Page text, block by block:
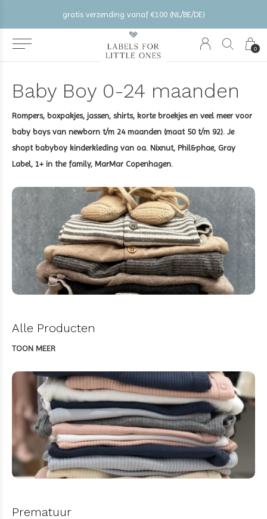
0
gratis verzending vanaf €100 (NL/BE/DE)
Baby Boy 0-24 maanden
Rompers, boxpakjes, jassen, shirts, korte broekjes en veel meer voor
baby boys van newborn t/m 24 maanden (maat 50 t/m 92). Je
shopt babyboy kinderkleding van oa. Nixnut, Phil&phae, Gray
Label, 1+ in the family, MarMar Copenhagen.
Alle Producten
TOON MEER
Prematuur